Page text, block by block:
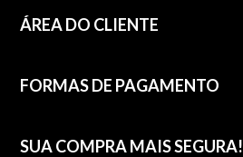
ÁREA DO CLIENTE
FORMAS DE PAGAMENTO
SUA COMPRA MAIS SEGURA!